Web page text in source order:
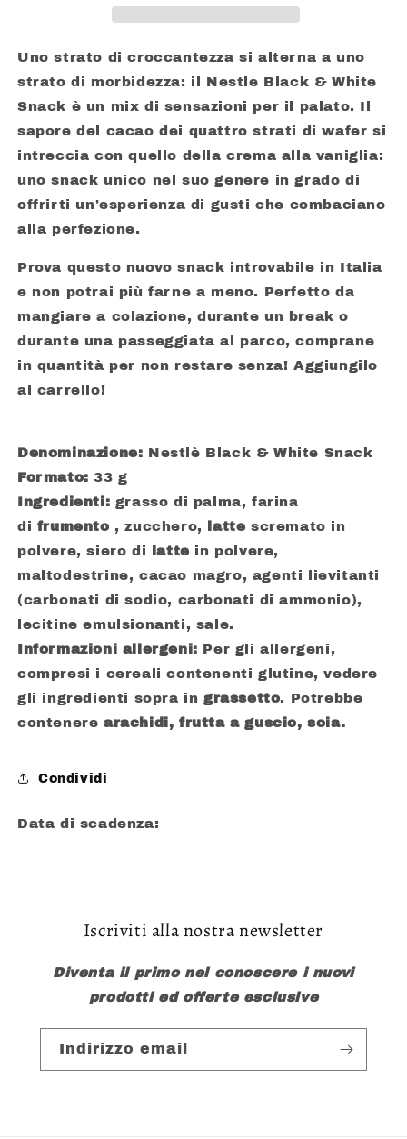
Uno strato di croccantezza si alterna a uno
strato di morbidezza: il Nestle Black & White
Snack è un mix di sensazioni per il palato. Il
sapore del cacao dei quattro strati di wafer si
intreccia con quello della crema alla vaniglia:
uno snack unico nel suo genere in grado di
offrirti un'esperienza di gusti che combaciano
alla perfezione.
Prova questo nuovo snack introvabile in Italia
e non potrai più farne a meno. Perfetto da
mangiare a colazione, durante un break o
durante una passeggiata al parco, comprane
in quantità per non restare senza! Aggiungilo
al carrello!
Denominazione: Nestlè Black & White Snack
Formato:33 g
Ingredienti: grasso di palma, farina
di frumento , zucchero, lattescremato in
polvere, siero di
latte in polvere,
maltodestrine, cacao magro, agenti lievitanti
(carbonati di sodio, carbonati di ammonio),
lecitine emulsionanti, sale.
Informazioni allergeni: Per gli allergeni,
compresi i cereali contenenti glutine, vedere
gli ingredienti sopra ingrassetto. Potrebbe
contenere arachidi, frutta a guscio, soia.
Condividi
Data di scadenza:
Iscriviti alla nostra newsletter
Diventa il primo nel conoscere i nuovi
prodotti ed offerte esclusive
Indirizzo email